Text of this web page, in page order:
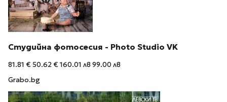
Студийна фотосесия - Photo Studio VK
81.81 €50.62 €160.01 лв 99.00 лв
Grabo.bg